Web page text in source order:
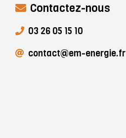
Contactez-nous
03 26 05 15 10
contact@em-energie.fr